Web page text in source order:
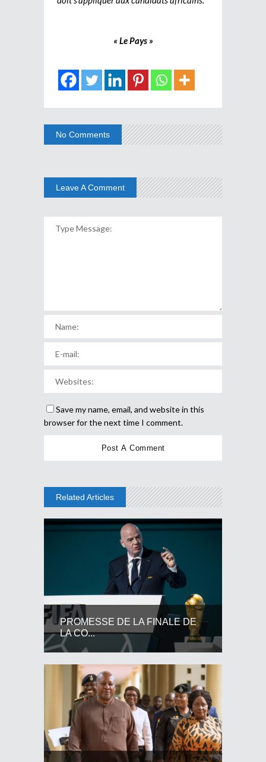
« Le Pays »
No Comments
Leave A Comment
Save my name, email, and website in this
browser for the next time I comment.
Related Articles
PROMESSE DE LA FINALE DE
LA CO...